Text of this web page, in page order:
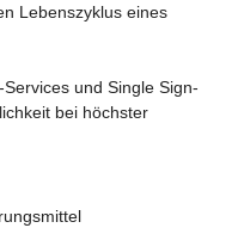
Lebenszyklus eines
und Single Sign-
bei höchster